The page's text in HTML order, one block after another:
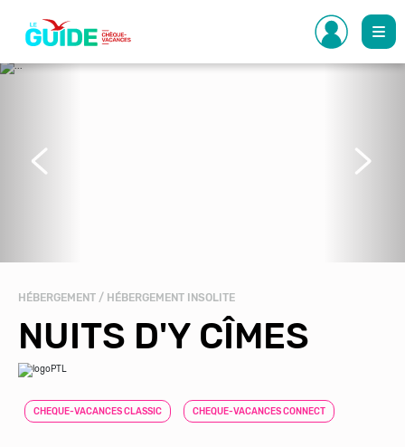
contenu
principal
HÉBERGEMENT / HÉBERGEMENT INSOLITE
NUITS D'Y CÎMES
CHEQUE-VACANCES CLASSIC CHEQUE-VACANCES CONNECT
Précédent Suivant